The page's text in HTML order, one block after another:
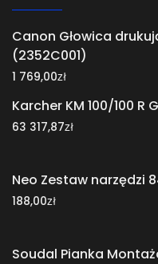
Canon Głowica
(2352C001)
1 769,00zł
Karcher KM 100/100 R
63 317,87zł
Neo Zestaw narzędzi
188,00zł
Soudal Pianka